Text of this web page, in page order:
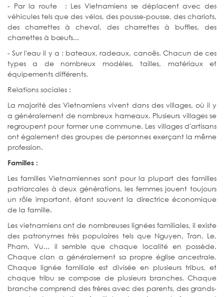
- Par la route : Les Vietnamiens se déplacent avec des
véhicules tels que des vélos, des pousse-pousse, des chariots,
des charrettes à cheval, des charrettes à buffles, des
charrettes à bœufs...
- Sur l'eau il y a : bateaux, radeaux, canoës. Chacun de ces
types a de nombreux modèles, tailles, matériaux et
équipements différents.
Relations sociales :
La majorité des Vietnamiens vivent dans des villages, où il y
a généralement de nombreux hameaux. Plusieurs villages se
regroupent pour former une commune. Les villages d'artisans
ont également des groupes de personnes exerçant la même
profession.
Familles :
Les familles Vietnamiennes sont pour la plupart des familles
patriarcales à deux générations, les femmes jouent toujours
un rôle important, étant souvent la directrice économique
de la famille.
Les vietnamiens ont de nombreuses lignées familiales, il existe
des patronymes très populaires tels que Nguyen, Tran, Le,
Pham, Vu... il semble que chaque localité en possède.
Chaque clan a généralement sa propre église ancestrale.
Chaque lignée familiale est divisée en plusieurs tribus, et
chaque tribu se compose de plusieurs branches. Chaque
branche comprend des frères avec des parents, des grands-